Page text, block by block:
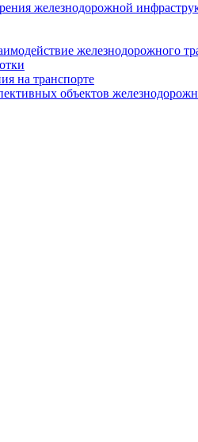
железнодорожной
железнодорожного
на транспорте
объектов